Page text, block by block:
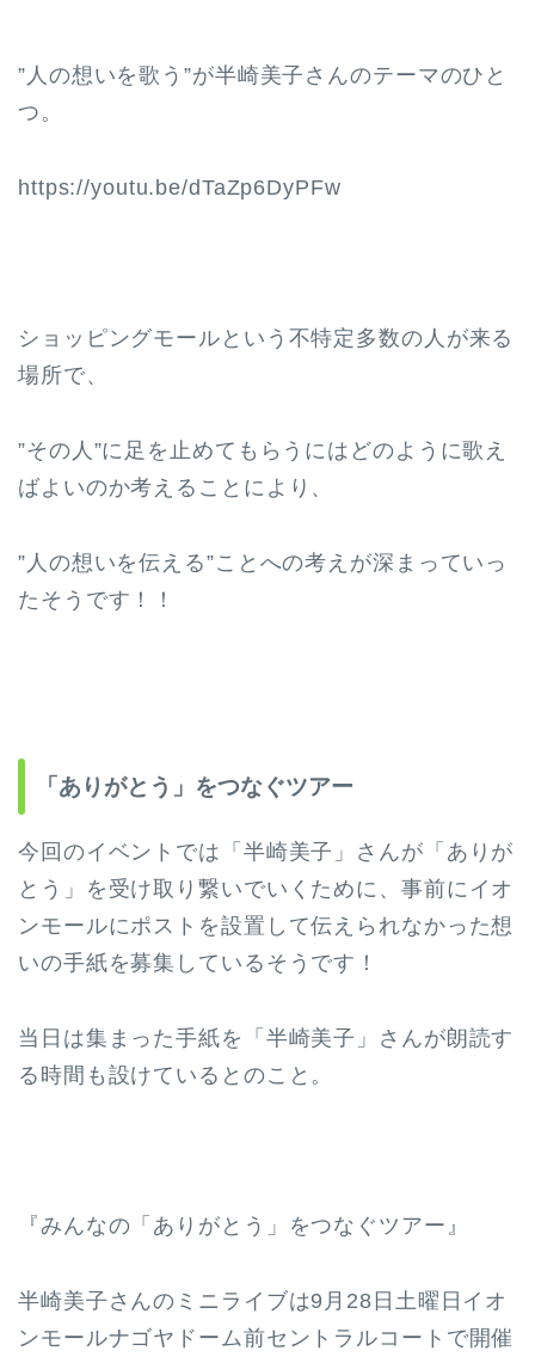
”人の想いを歌う”が半崎美子さんのテーマのひと
つ。
https://youtu.be/dTaZp6DyPFw
ショッピングモールという不特定多数の人が来る
場所で、
”その人”に足を止めてもらうにはどのように歌え
ばよいのか考えることにより、
”人の想いを伝える”ことへの考えが深まっていっ
たそうです！！
「ありがとう」をつなぐツアー
今回のイベントでは「半崎美子」さんが「ありが
とう」を受け取り繋いでいくために、事前にイオ
ンモールにポストを設置して伝えられなかった想
いの手紙を募集しているそうです！
当日は集まった手紙を「半崎美子」さんが朗読す
る時間も設けているとのこと。
『みんなの「ありがとう」をつなぐツアー』
半崎美子さんのミニライブは9月28日土曜日イオ
ンモールナゴヤドーム前セントラルコートで開催